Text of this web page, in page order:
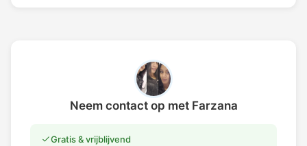
Neem contact op met Farzana
Gratis & vrijblijvend